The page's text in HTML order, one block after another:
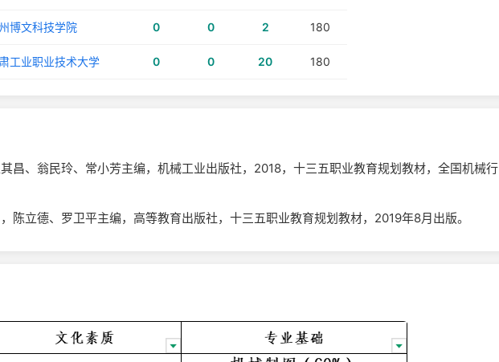
博文科技学院 0 0 2 180
工业职业技术大学 0 0 20 180
昌、翁民玲、常小芳主编，机械工业出版社，2018，十三五职业教育规划教材，全国机械行
陈立德、罗卫平主编，高等教育出版社，十三五职业教育规划教材，2019年8月出版。